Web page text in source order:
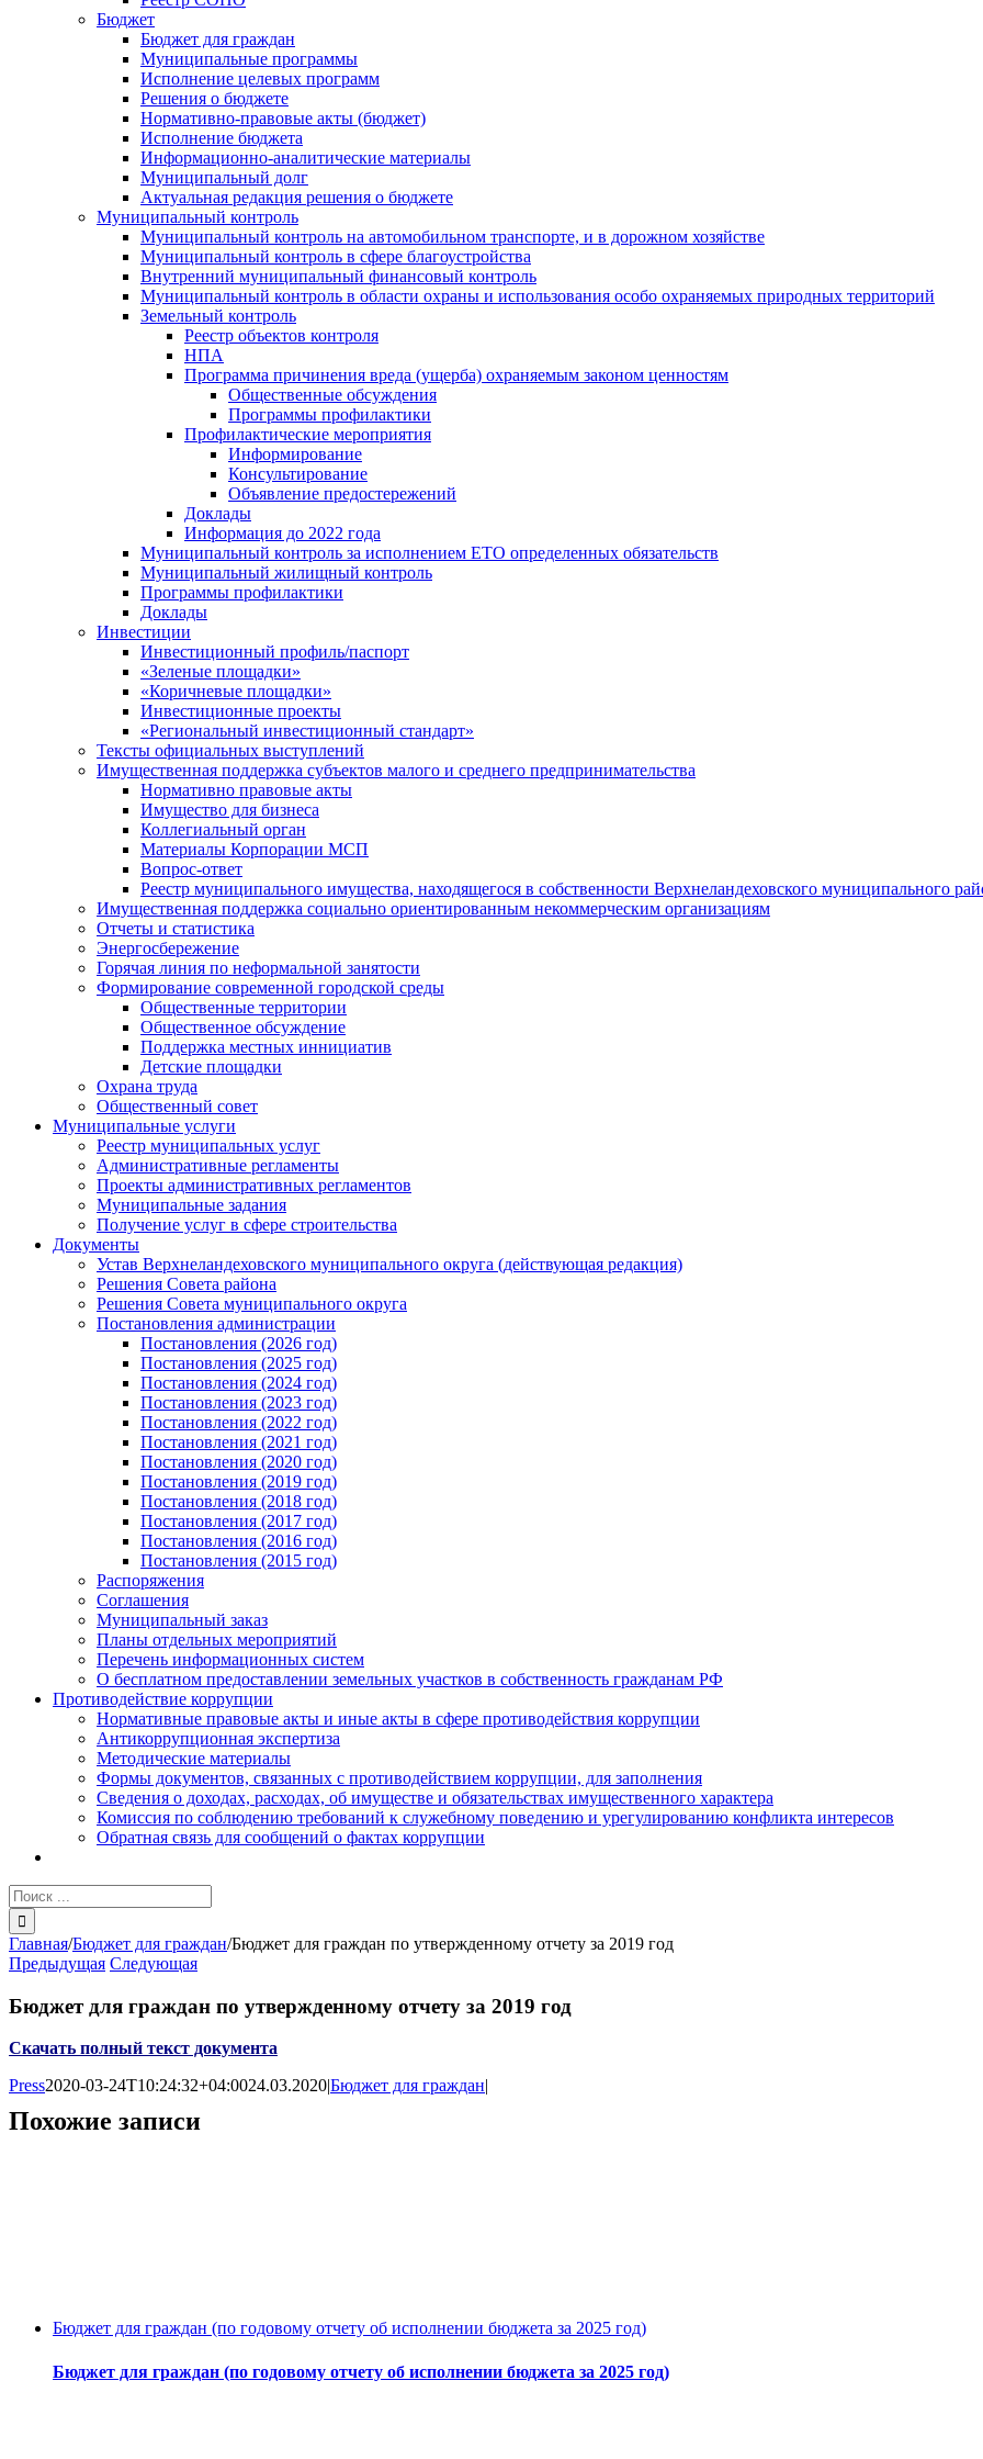
Бюджет
Бюджет для граждан
Муниципальные программы
Исполнение целевых программ
Решения о бюджете
Нормативно-правовые акты (бюджет)
Исполнение бюджета
Информационно-аналитические материалы
Муниципальный долг
Актуальная редакция решения о бюджете
Муниципальный контроль
Муниципальный контроль на автомобильном транспорте, и в дорожном хозяйстве
Муниципальный контроль в сфере благоустройства
Внутренний муниципальный финансовый контроль
Муниципальный контроль в области охраны и использования особо охраняемых природных территорий
Земельный контроль
Реестр объектов контроля
НПА
Программа причинения вреда (ущерба) охраняемым законом ценностям
Общественные обсуждения
Программы профилактики
Профилактические мероприятия
Информирование
Консультирование
Объявление предостережений
Доклады
Информация до 2022 года
Муниципальный контроль за исполнением ЕТО определенных обязательств
Муниципальный жилищный контроль
Программы профилактики
Доклады
Инвестиции
Инвестиционный профиль/паспорт
«Зеленые площадки»
«Коричневые площадки»
Инвестиционные проекты
«Региональный инвестиционный стандарт»
Тексты официальных выступлений
Имущественная поддержка субъектов малого и среднего предпринимательства
Нормативно правовые акты
Имущество для бизнеса
Коллегиальный орган
Материалы Корпорации МСП
Вопрос-ответ
Реестр муниципального имущества, находящегося в собственности Верхнеландеховского муниципального
Имущественная поддержка социально ориентированным некоммерческим организациям
Отчеты и статистика
Энергосбережение
Горячая линия по неформальной занятости
Формирование современной городской среды
Общественные территории
Общественное обсуждение
Поддержка местных иннициатив
Детские площадки
Охрана труда
Общественный совет
Муниципальные услуги
Реестр муниципальных услуг
Административные регламенты
Проекты административных регламентов
Муниципальные задания
Получение услуг в сфере строительства
Документы
Устав Верхнеландеховского муниципального округа (действующая редакция)
Решения Совета района
Решения Совета муниципального округа
Постановления администрации
Постановления (2026 год)
Постановления (2025 год)
Постановления (2024 год)
Постановления (2023 год)
Постановления (2022 год)
Постановления (2021 год)
Постановления (2020 год)
Постановления (2019 год)
Постановления (2018 год)
Постановления (2017 год)
Постановления (2016 год)
Постановления (2015 год)
Распоряжения
Соглашения
Муниципальный заказ
Планы отдельных мероприятий
Перечень информационных систем
О бесплатном предоставлении земельных участков в собственность гражданам РФ
Противодействие коррупции
Нормативные правовые акты и иные акты в сфере противодействия коррупции
Антикоррупционная экспертиза
Методические материалы
Формы документов, связанных с противодействием коррупции, для заполнения
Сведения о доходах, расходах, об имуществе и обязательствах имущественного характера
Комиссия по соблюдению требований к служебному поведению и урегулированию конфликта интересов
Обратная связь для сообщений о фактах коррупции
Результат
поиска:
Главная/Бюджет для граждан/Бюджет для граждан по утвержденному отчету за 2019 год
Предыдущая Следующая
Бюджет для граждан по утвержденному отчету за 2019 год
Скачать полный текст документа
Press2020-03-24T10:24:32+04:0024.03.2020|Бюджет для граждан|
Похожие записи
Бюджет для граждан (по годовому отчету об исполнении бюджета за 2025 год)
Бюджет для граждан (по годовому отчету об исполнении бюджета за 2025 год)